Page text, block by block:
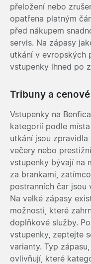
přeložení nebo
opatřena platným
před nákupem
servis. Na zápasy
utkání v evropských
vstupenky ihned po
Tribuny a
Vstupenky na
kategorií podle
utkání jsou
večery nebo
vstupenky bývají na
za brankami,
postranních čar jsou
Na velké zápasy
možnosti, které
doplňkové služby.
vstupenky, zeptejte
varianty. Typ
ovlivňují, které